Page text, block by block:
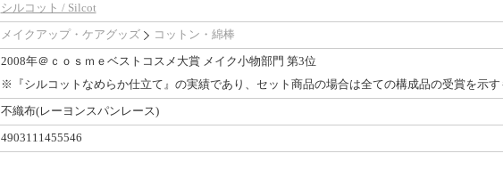
シルコット / Silcot
メイクアップ・ケアグッズ
コットン・綿棒
2008年＠ｃｏｓｍｅベストコスメ大賞 メイク小物部門 第3位
※『シルコットなめらか仕立て』の実績であり、セット商品の場合は全ての構成品の受賞を示す
不織布(レーヨンスパンレース)
4903111455546